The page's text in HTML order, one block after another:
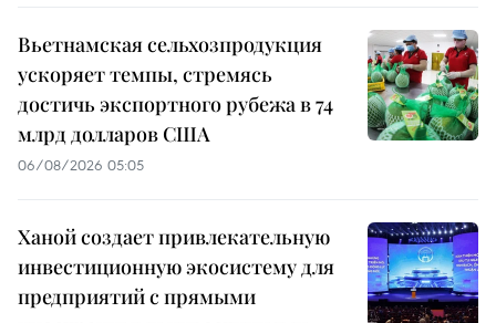
Вьетнамская сельхозпродукция
ускоряет темпы, стремясь
достичь экспортного рубежа в 74
млрд долларов США
06/08/2026 05:05
Ханой создает привлекательную
инвестиционную экосистему для
предприятий с прямыми